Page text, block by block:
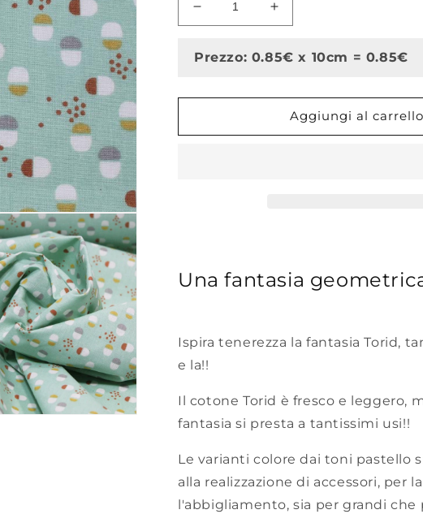
Diminuisci
quantità
Torid,
cotone
Aumenta
quantità
Torid,
cotone
francese
Prezzo: 0.85€ x 10cm = 0.85€
Aggiungi al carrello
Una fantasia
Ispira tenerezza la fantasia Torid,
e la!!
Il cotone Torid è fresco e leggero,
fantasia si presta a tantissimi usi!!
Le varianti colore dai toni pastello
alla realizzazione di accessori, per
l'abbigliamento, sia per grandi che